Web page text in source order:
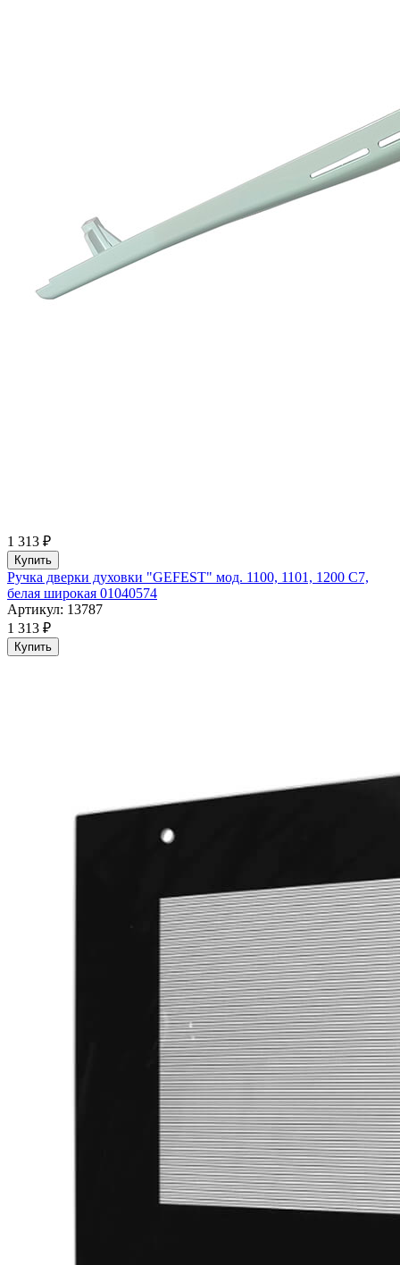
1 313 ₽
Купить
Ручка дверки духовки "GEFEST" мод. 1100, 1101, 1200 C7,
белая широкая 01040574
Артикул: 13787
1 313 ₽
Купить